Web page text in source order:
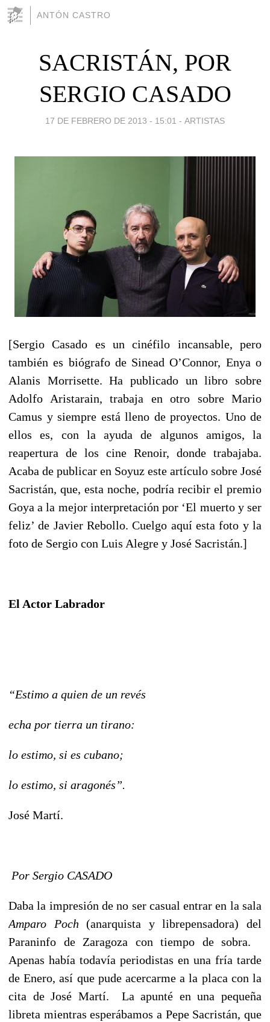
ANTÓN CASTRO
SACRISTÁN, POR
SERGIO CASADO
17 DE FEBRERO DE 2013 - 15:01 - ARTISTAS
[Sergio Casado es un cinéfilo incansable, pero
también es biógrafo de Sinead O’Connor, Enya o
Alanis Morrisette. Ha publicado un libro sobre
Adolfo Aristarain, trabaja en otro sobre Mario
Camus y siempre está lleno de proyectos. Uno de
ellos es, con la ayuda de algunos amigos, la
reapertura de los cine Renoir, donde trabajaba.
Acaba de publicar en Soyuz este artículo sobre José
Sacristán, que, esta noche, podría recibir el premio
Goya a la mejor interpretación por ‘El muerto y ser
feliz’ de Javier Rebollo. Cuelgo aquí esta foto y la
foto de Sergio con Luis Alegre y José Sacristán.]
El Actor Labrador
“Estimo a quien de un revés
echa por tierra un tirano:
lo estimo, si es cubano;
lo estimo, si aragonés”.
José Martí.
Por Sergio CASADO
Daba la impresión de no ser casual entrar en la sala
Amparo Poch (anarquista y librepensadora) del
Paraninfo de Zaragoza con tiempo de sobra.
Apenas había todavía periodistas en una fría tarde
de Enero, así que pude acercarme a la placa con la
cita de José Martí. La apunté en una pequeña
libreta mientras esperábamos a Pepe Sacristán, que